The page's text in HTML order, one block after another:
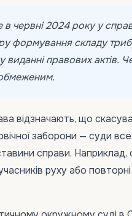
червні 2024 року у
формування складу
виданні правових актів.
відзначають, що
заборони — суди
справи. Наприклад,
руху або